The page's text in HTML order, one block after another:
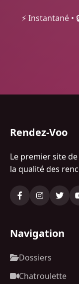
⚡ Instantané •
Rendez-Voo
Le premier site
la qualité des
Navigation
Dossiers
Chatroulette